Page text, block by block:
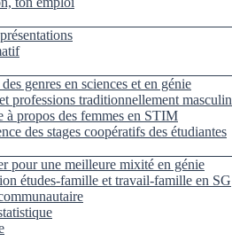
genres en sciences et en génie
professions traditionnellement
à propos des femmes en STIM
des stages coopératifs des étudiantes
pour une meilleure mixité en génie
études-famille et travail-famille en SG